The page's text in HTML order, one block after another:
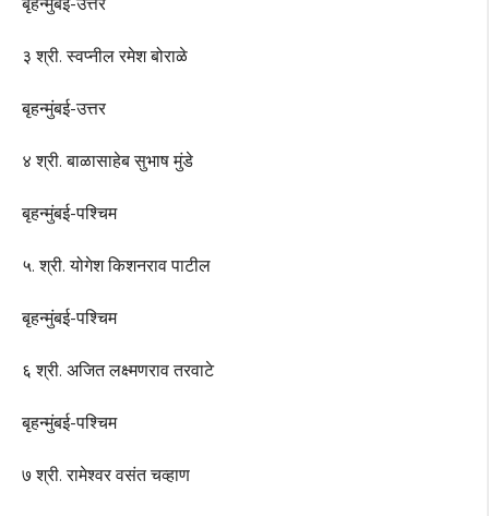
बृहन्मुंबई-उत्तर
३ श्री. स्वप्नील रमेश बोराळे
बृहन्मुंबई-उत्तर
४ श्री. बाळासाहेब सुभाष मुंडे
बृहन्मुंबई-पश्चिम
५. श्री. योगेश किशनराव पाटील
बृहन्मुंबई-पश्चिम
६ श्री. अजित लक्ष्मणराव तरवाटे
बृहन्मुंबई-पश्चिम
७ श्री. रामेश्वर वसंत चव्हाण